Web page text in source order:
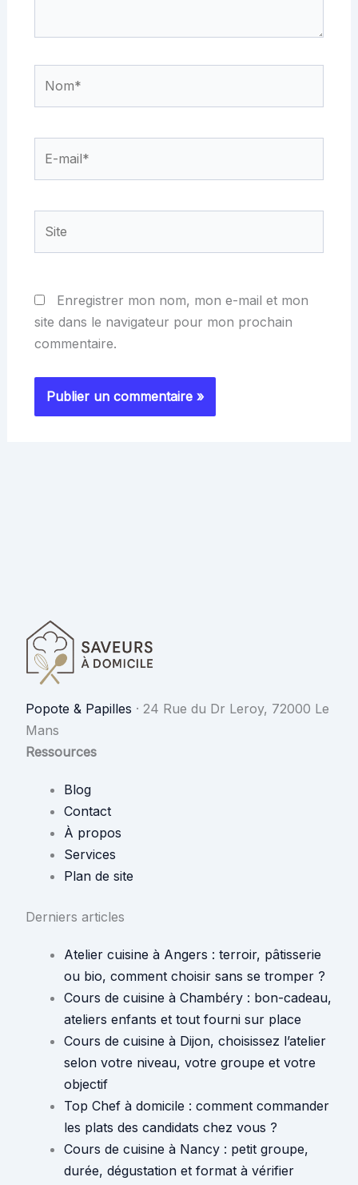
mail*
Enregistrer mon nom, mon e-mail et mon
site dans le navigateur pour mon prochain
commentaire.
Popote & Papilles · 24 Rue du Dr Leroy, 72000 Le
Mans
Ressources
Blog
Contact
À propos
Services
Plan de site
Derniers articles
Atelier cuisine à Angers : terroir, pâtisserie
ou bio, comment choisir sans se tromper ?
Cours de cuisine à Chambéry : bon-cadeau,
ateliers enfants et tout fourni sur place
Cours de cuisine à Dijon, choisissez l’atelier
selon votre niveau, votre groupe et votre
objectif
Top Chef à domicile : comment commander
les plats des candidats chez vous ?
Cours de cuisine à Nancy : petit groupe,
durée, dégustation et format à vérifier